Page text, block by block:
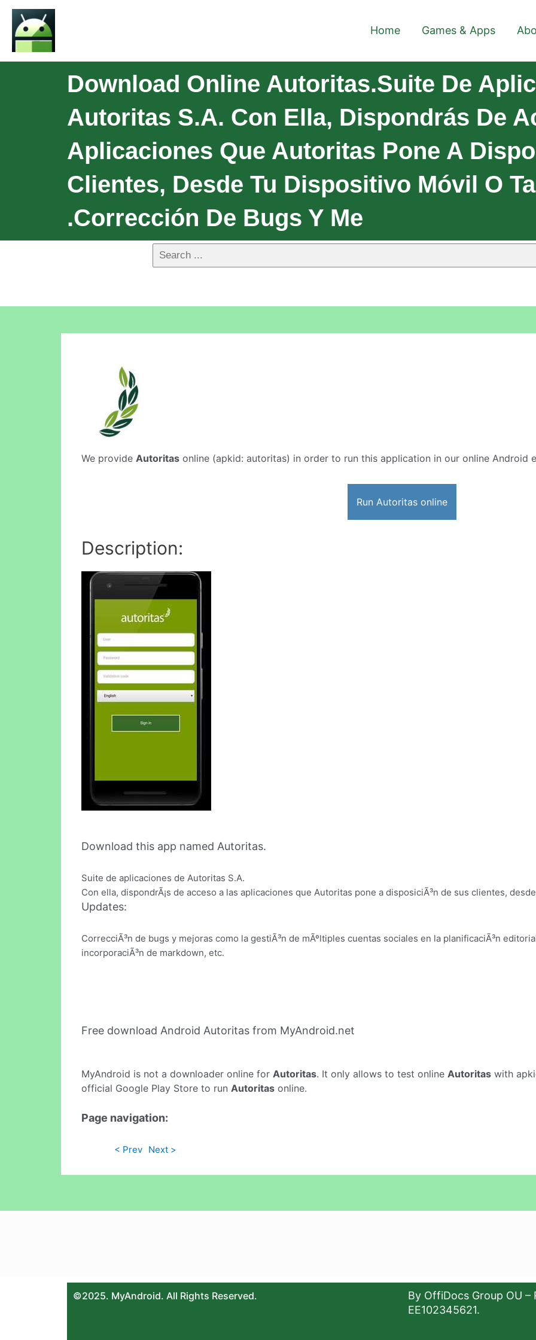
Home Games & Apps
Download Online Autoritas.Suite De
Autoritas S.A. Con Ella, Dispondrás De
Aplicaciones Que Autoritas Pone A
Clientes, Desde Tu Dispositivo Móvil O
.Corrección De Bugs Y Me
We provide Autoritas online (apkid: autoritas) in order to run this application in our online Android
Run Autoritas online
Description:
Download this app named Autoritas.
Suite de aplicaciones de Autoritas S.A.
Con ella, dispondrÃ¡s de acceso a las aplicaciones que Autoritas pone a disposiciÃ³n de sus clientes,
Updates:
CorrecciÃ³n de bugs y mejoras como la gestiÃ³n de mÃºltiples cuentas sociales en la planificaciÃ³n
incorporaciÃ³n de markdown, etc.
Free download Android Autoritas from MyAndroid.net
MyAndroid is not a downloader online for Autoritas. It only allows to test online Autoritas with
official Google Play Store to run Autoritas online.
Page navigation:
< Prev Next >
©2025. MyAndroid. All Rights Reserved.
By OffiDocs Group OU –
EE102345621.